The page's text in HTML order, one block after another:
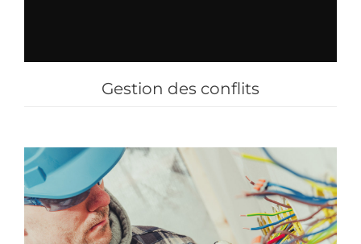
Gestion des conflits